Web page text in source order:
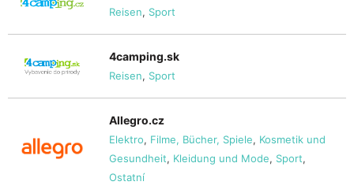
Reisen, Sport
4camping.sk
Reisen, Sport
Allegro.cz
Elektro, Filme, Bücher, Spiele, Kosmetik und
Gesundheit, Kleidung und Mode, Sport,
Ostatní